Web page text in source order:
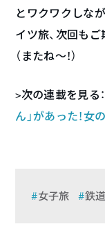
とワクワクしな
イツ旅、次回もご
（またね〜！）
>次の連載を見る：
ん」があった！
女子旅 鉄道